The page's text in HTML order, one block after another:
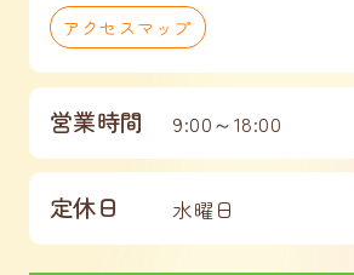
アクセスマップ
営業時間 9:00～18:00
定休日 水曜日